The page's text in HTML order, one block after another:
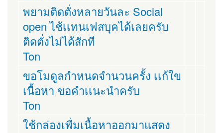
พยามติดตั่งหลายวันละ Social
open ไช้เเทนเฟสบุคได้เลยครับ
ติดตั่งไม่ได้สักที
Ton
ขอโมดูลกำหนดจำนวนครั้ง เเก้ใข
เนื้อหา ขอคำเเนะนำครับ
Ton
ใช้กล่องเพื่มเนื้อหาออกมาแสดง